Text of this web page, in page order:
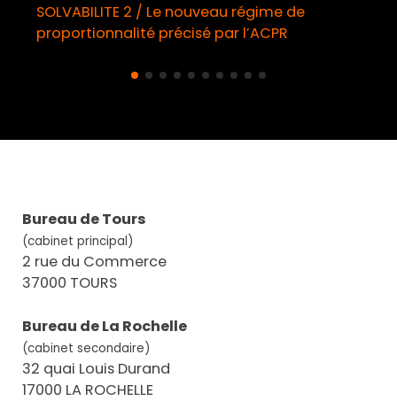
SOLVABILITE 2 / Le nouveau régime de
proportionnalité précisé par l’ACPR
Bureau de Tours
(cabinet principal)
2 rue du Commerce
37000 TOURS
Bureau de La Rochelle
(cabinet secondaire)
32 quai Louis Durand
17000 LA ROCHELLE